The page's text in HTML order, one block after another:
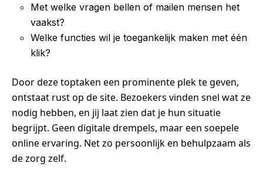
Met welke vragen bellen of mailen mensen het
vaakst?
Welke functies wil je toegankelijk maken met één
klik?
Door deze toptaken een prominente plek te geven,
ontstaat rust op de site. Bezoekers vinden snel wat ze
nodig hebben, en jij laat zien dat je hun situatie
begrijpt. Geen digitale drempels, maar een soepele
online ervaring. Net zo persoonlijk en behulpzaam als
de zorg zelf.